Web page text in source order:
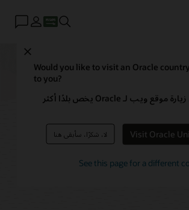
Would you like to visit an Oracle
to you?
هل ترغب في زيارة موقع ويب لـ Oracle يخص بلدًا أكثر
Visit Oracle لا، شكرًا، سأبقى هنا
See this page for a different
حول منتجات
Infrastructure